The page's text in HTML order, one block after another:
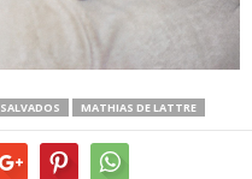
SALVADOS MATHIAS DE LATTRE